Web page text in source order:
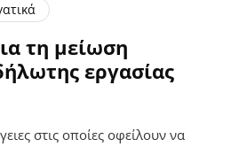
τη μείωση
εργασίας
στις οποίες οφείλουν να